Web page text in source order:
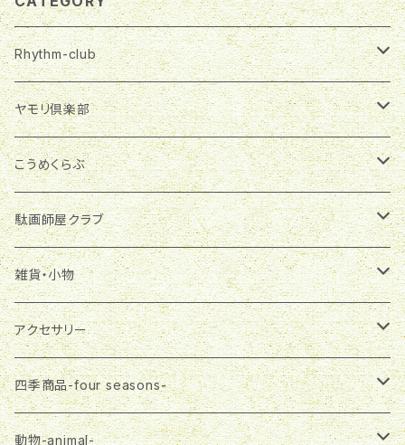
Rhythm-club
季節商品
グラスランタン
ランプシェード
雑貨・小物
マグネット
一筆箋
布製品
エコバッグ
ランチバッグ
マスク
３wayバッグ
アクセサリー
ピアス
ネックレス
ブローチ
ヤモリ倶楽部
マグネット
ブローチ
バッグチャーム
缶バッジ
布製品
エコバッグ
こうめくらぶ
アクセサリー
ピアス
ネックレス
雑貨・小物
プチバッグ
飾りボタン
駄画師屋クラブ
おばさま
大五郎
さる郎
フラガール
雑貨・小物
ステーショナリー
マグネット
一筆箋
エコバッグ
トートバッグ
３wayバッグ
アクセサリー
ピアス
ネックレス
四季商品-four seasons-
春-spring-
動物-animal-